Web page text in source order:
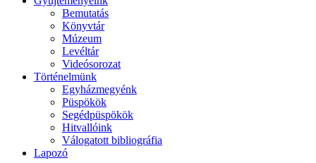
Bemutatás
Könyvtár
Múzeum
Levéltár
Videósorozat
Történelmünk
Egyházmegyénk
Püspökök
Segédpüspökök
Hitvallóink
Válogatott bibliográfia
Lapozó